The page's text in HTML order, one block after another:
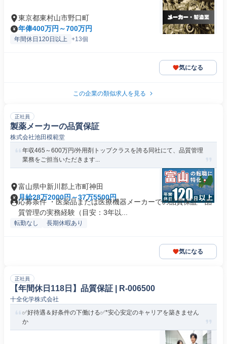
東京都東村山市野口町
年俸400万円～700万円
年間休日120日以上 +13個
気になる
この企業の類似求人を見る
正社員
製薬メーカーの品質保証
株式会社池田模範堂
年収465～600万円/外用剤トップクラスを誇る同社にて、品質管理
業務をご担当いただきます...
富山県中新川郡上市町神田
月給28万2000円～37万5500円
応募条件 ・医薬品または医療機器メーカーでの品質保証・品
質管理の実務経験（目安：3年以...
転勤なし 長期休暇あり
気になる
正社員
【年間休日118日】品質保証 | R-006500
十全化学株式会社
✅好待遇＆好条件の下働ける✅*安心安定のキャリアを築きません
か